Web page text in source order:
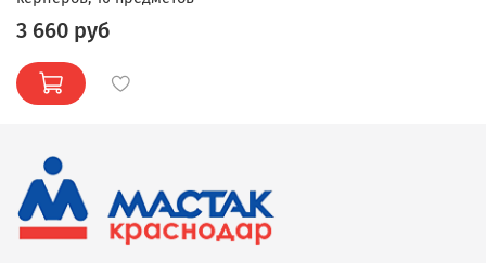
3 660 руб